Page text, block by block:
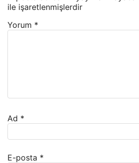
ile işaretlenmişlerdir
Yorum *
Ad *
E-posta *